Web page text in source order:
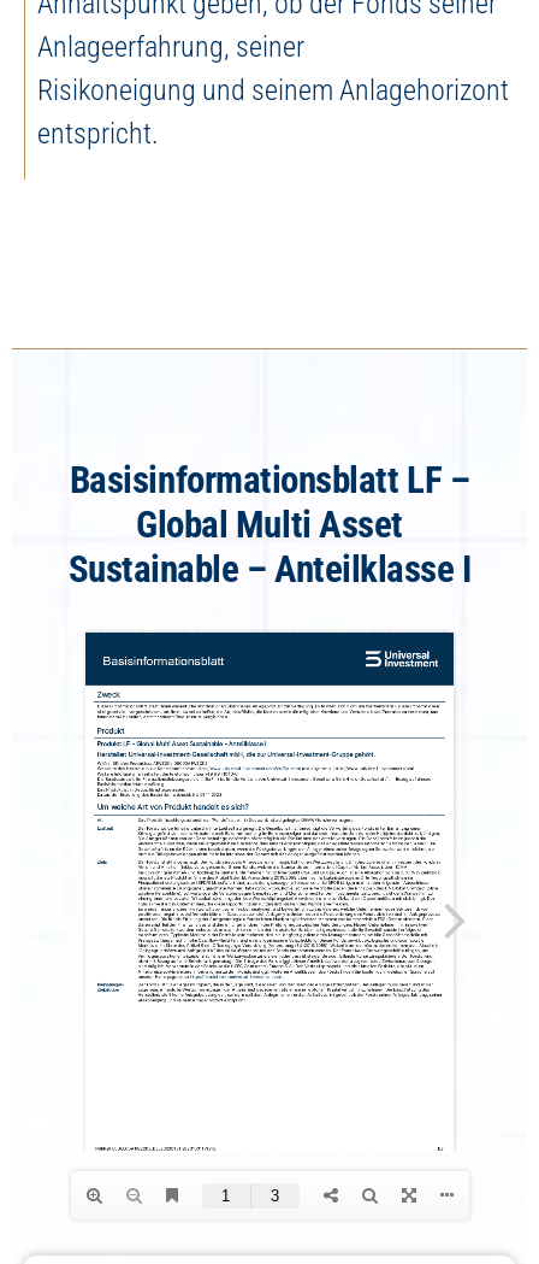
Anlageerfahrung, seiner
Risikoneigung und seinem Anlagehorizont
entspricht.
Basisinformationsblatt LF –
Global Multi Asset
Sustainable – Anteilklasse I